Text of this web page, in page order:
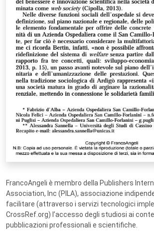
FrancoAngeli è membro della Publishers
Association, Inc (PILA), associazione
facilitare (attraverso i servizi tecnologici
CrossRef.org) l’accesso degli studiosi ai
pubblicazioni professionali e scientifiche.